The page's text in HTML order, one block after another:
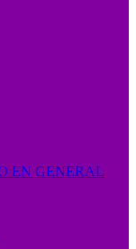
EN GENERAL